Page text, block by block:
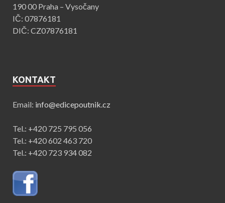
190 00 Praha – Vysočany
IČ: 07876181
DIČ: CZ07876181
KONTAKT
Email: info@edicepoutnik.cz
Tel.: +420 725 795 056
Tel.: +420 602 463 720
Tel.: +420 723 934 082